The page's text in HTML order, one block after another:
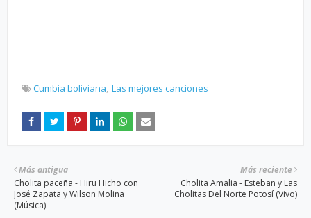
Cumbia boliviana Las mejores canciones
Más reciente
Cholita Amalia - Esteban y Las
Cholitas Del Norte Potosí (Vivo)
Más antigua
Cholita paceña - Hiru Hicho con
José Zapata y Wilson Molina
(Música)